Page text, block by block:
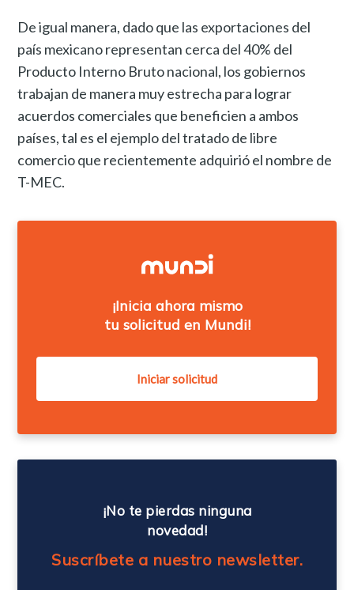
De igual manera, dado que las exportaciones del
país mexicano representan cerca del 40% del
Producto Interno Bruto nacional, los gobiernos
trabajan de manera muy estrecha para lograr
acuerdos comerciales que beneficien a ambos
países, tal es el ejemplo del tratado de libre
comercio que recientemente adquirió el nombre de
T-MEC.
¡Inicia ahora mismo
tu solicitud en Mundi!
¡No te pierdas ninguna
novedad!
Suscríbete a nuestro newsletter.